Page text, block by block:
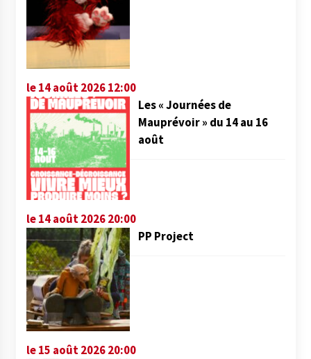
le 14 août 2026 12:00
Les « Journées de
Mauprévoir » du 14 au 16
août
le 14 août 2026 20:00
PP Project
le 15 août 2026 20:00